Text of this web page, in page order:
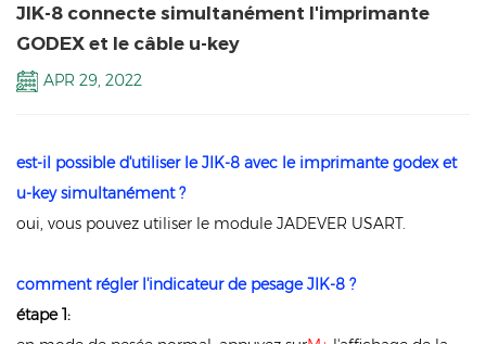
JIK-8 connecte simultanément l'imprimante
GODEX et le câble u-key
APR 29, 2022
est-il possible d'utiliser le JIK-8 avec leimprimante godexet
u-key simultanément ?
oui, vous pouvez utiliser le module JADEVER USART.
comment régler l'indicateur de pesage JIK-8 ?
étape 1: